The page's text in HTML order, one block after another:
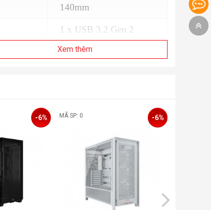
140mm
kết
1 x USB 3.2 Gen 2
Type-C, 2 x USB 3.2
Gen 1 Type-A, 1 x
486 x 490 x 239mm
gắn ổ
2 x 2.5", 2 x 3.5"
Xem thêm
-6% MÃ SP: 0 -6%